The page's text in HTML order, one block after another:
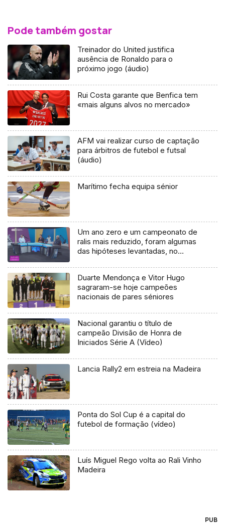
Pode também gostar
Treinador do United justifica
ausência de Ronaldo para o
próximo jogo (áudio)
Rui Costa garante que Benfica tem
«mais alguns alvos no mercado»
AFM vai realizar curso de captação
para árbitros de futebol e futsal
(áudio)
Marítimo fecha equipa sénior
Um ano zero e um campeonato de
ralis mais reduzido, foram algumas
das hipóteses levantadas, no
Duarte Mendonça e Vitor Hugo
sagraram-se hoje campeões
nacionais de pares séniores
Nacional garantiu o título de
campeão Divisão de Honra de
Iniciados Série A (Vídeo)
Lancia Rally2 em estreia na Madeira
Ponta do Sol Cup é a capital do
futebol de formação (vídeo)
Luís Miguel Rego volta ao Rali Vinho
Madeira
PUB